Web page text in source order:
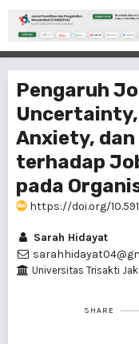
Pengaruh
Anxiety,
terhadap
pada
https://doi.org/
Sarah Hidayat
Universitas Trisakti
SHARE